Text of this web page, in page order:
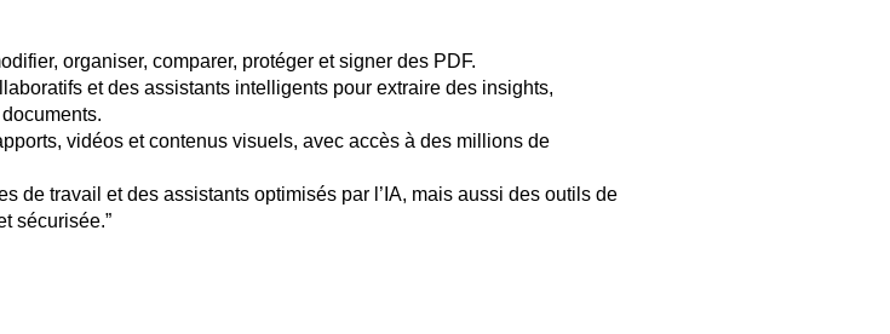
organiser, comparer, protéger et signer des PDF.
et des assistants intelligents pour extraire des insights,
vidéos et contenus visuels, avec accès à des millions de
de travail et des assistants optimisés par l’IA, mais aussi des outils de
sécurisée.”